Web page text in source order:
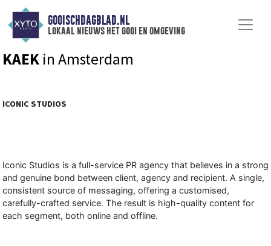
GOOISCHDAGBLAD.NL
lokaal nieuws het gooi en omgeving
KAEK in Amsterdam
ICONIC STUDIOS
Iconic Studios is a full-service PR agency that believes in a strong
and genuine bond between client, agency and recipient. A single,
consistent source of messaging, offering a customised,
carefully-crafted service. The result is high-quality content for
each segment, both online and offline.